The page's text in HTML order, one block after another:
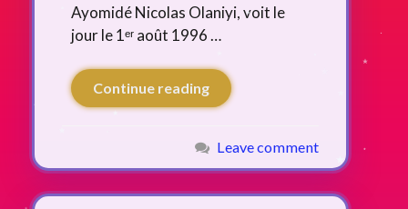
Ayomidé Nicolas Olaniyi, voit le
jour le 1ᵉʳ août 1996 …
Continue reading
Leave comment